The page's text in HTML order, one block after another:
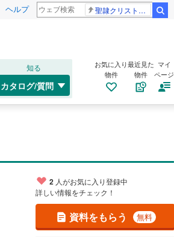
ヘルプ 聖隷クリストファー高校
知る
カタログ/質問
お気に入り
物件
最近見た
物件
マイ
ページ
2 人がお気に入り登録中
詳しい情報をチェック！
資料をもらう 無料